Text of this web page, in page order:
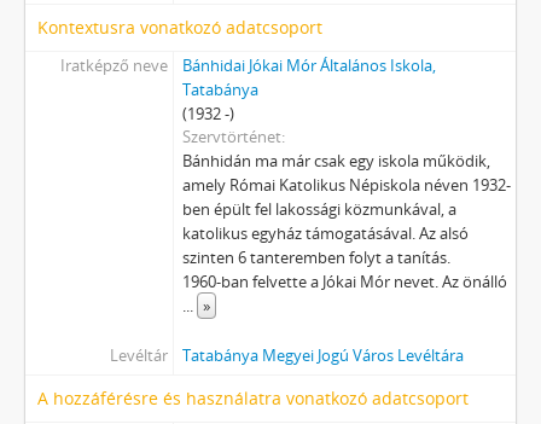
[Fond] 0708 - Tatabányai Közösségi Televízió, 1984–2010
[Fond] 0709 - KPVDSZ Művelődési Ház, 1979–2011
[Fond] 0801 - Szociális Foglalkoztató, 1983–2001
[fondfőcsoport] X - Egyesületek, 1896 - 2023
[fondfőcsoport] XI - Gazdasági szervek, 1912 - 1979
[fondfőcsoport] XIII - Családok, 1886 - 2017
[fondfőcsoport] XIV - Személyek, 1895 - 2006
[fondfőcsoport] XV - Gyűjtemények, 1223 - 2024
[fondfőcsoport] XVII - Néphatalmi és különleges feladatokra létrejött bizottságok, 1945 - 1949
[fondfőcsoport] XXIII - Tanácsok, 1946 - 2002
[fondfőcsoport] XXIV - Az államigazgatás területi szervei, 1899 - 2002
[fondfőcsoport] XXIX - Vállalatok, 1896 - 2004
[fondfőcsoport] XXXVII - MJV önkormányzatok, 1990 - 2012
Kontextusra vonatkozó adatcsoport
Iratképző neve
Bánhidai Jókai Mór Általános Iskola,
Tatabánya
(1932 -)
Szervtörténet
Bánhidán ma már csak egy iskola működik,
amely Római Katolikus Népiskola néven 1932-
ben épült fel lakossági közmunkával, a
katolikus egyház támogatásával. Az alsó
szinten 6 tanteremben folyt a tanítás.
1960-ban felvette a Jókai Mór nevet. Az önálló
... »
Levéltár Tatabánya Megyei Jogú Város Levéltára
A hozzáférésre és használatra vonatkozó adatcsoport